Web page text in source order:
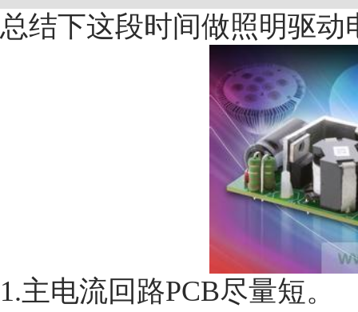
总结下这段时间做照明驱
1.主电流回路PCB尽量短。